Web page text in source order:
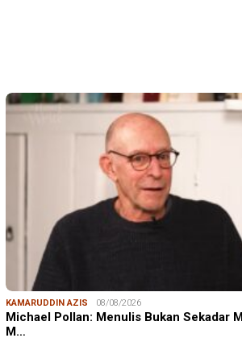
KAMARUDDIN AZIS 08/08/2026
Michael Pollan: Menulis Bukan Sekadar
M…